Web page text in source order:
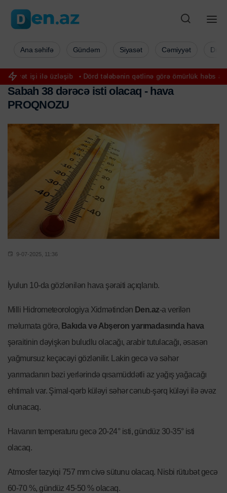
Dörd tələbənin qətlinə görə ömürlük həbs alan şəxs
Ana səhifə Gündəm Siyasət Cəmiyyət
Sabah 38 dərəcə isti olacaq - hava
PROQNOZU
9-07-2025, 11:36
İyulun 10-da gözlənilən hava şəraiti açıqlanıb.
Milli Hidrometeorologiya Xidmətindən Den.az-a verilən
məlumata görə, Bakıda və Abşeron yarımadasında hava
şəraitinin dəyişkən buludlu olacağı, arabir tutulacağı, əsasən
yağmursuz keçəcəyi gözlənilir. Lakin gecə və səhər
yarımadanın bəzi yerlərində qısamüddətli az yağış yağacağı
ehtimalı var. Şimal-qərb küləyi səhər cənub-şərq küləyi ilə əvəz
olunacaq.
Havanın temperaturu gecə 20-24° isti, gündüz 30-35° isti
olacaq.
Atmosfer təzyiqi 757 mm civə sütunu olacaq. Nisbi rütubət gecə
60-70 %, gündüz 45-50 % olacaq.